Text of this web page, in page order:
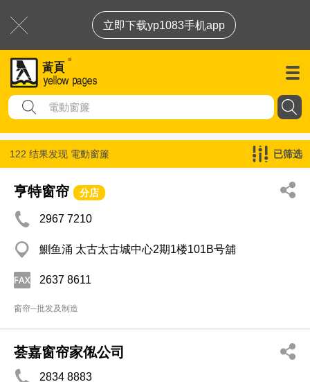
立即下载yp1083手机app
122 结果发现 電動窗簾 已筛选
亨特窗帘 分店
2967 7210
鰂鱼涌 太古太古城中心2期1楼101B号舖
2637 8611
窗帘─批发及制造
荟嘉窗帘家俬公司
2834 8883